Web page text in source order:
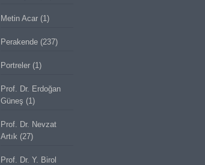
Metin Acar(1)
Perakende(237)
Portreler(1)
Prof. Dr. Erdoğan
Güneş (1)
Prof. Dr. Nevzat
Artık (27)
Prof. Dr. Y. Birol